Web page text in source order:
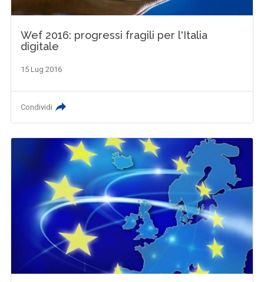
Wef 2016: progressi fragili per l'Italia
digitale
15 Lug 2016
Condividi